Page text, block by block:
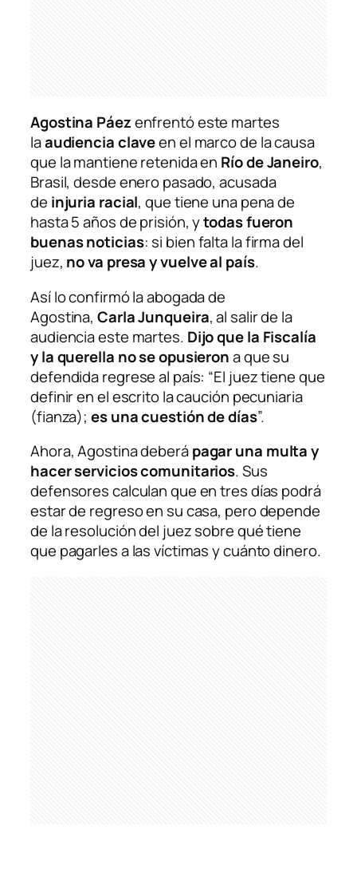
Agostina Páezenfrentó este martes
laaudiencia claveen el marco de la causa
que la mantiene retenida en Río de Janeiro,
Brasil, desde enero pasado, acusada
de injuria racial, que tiene una pena de
hasta 5 años de prisión, ytodas fueron
buenas noticias: si bien falta la firma del
juez, no va presa y vuelve al país.
Así lo confirmó la abogada de
Agostina,Carla Junqueira, al salir de la
audiencia este martes. Dijo que la Fiscalía
y la querella no se opusierona que su
defendida regrese al país: “El juez tiene que
definir en el escrito la caución pecuniaria
(fianza);es una cuestión de días”.
Ahora, Agostina deberápagar una multa y
hacer servicios comunitarios. Sus
defensores calculan que en tres días podrá
estar de regreso en su casa, pero depende
de la resolución del juez sobre qué tiene
que pagarles a las víctimas y cuánto dinero.